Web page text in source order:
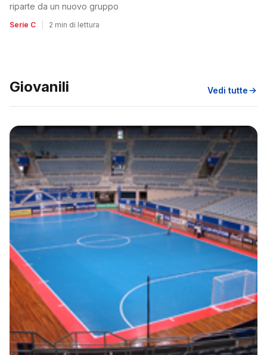
riparte da un nuovo gruppo
Serie C 2 min di lettura
Giovanili Vedi tutte